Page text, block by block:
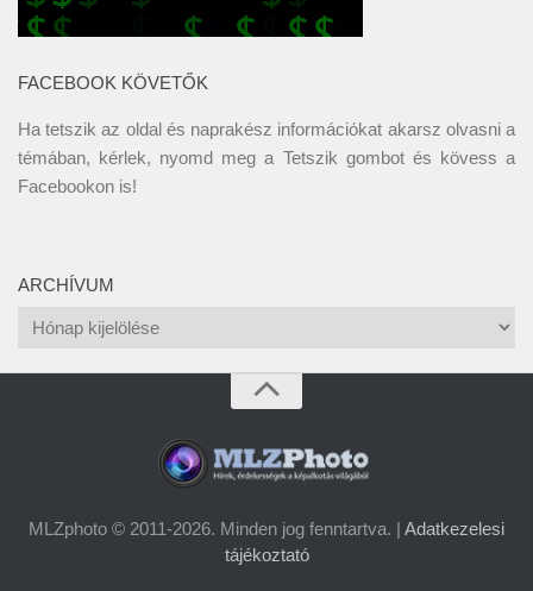
FACEBOOK KÖVETŐK
Ha tetszik az oldal és naprakész információkat akarsz olvasni a
témában, kérlek, nyomd meg a Tetszik gombot és kövess a
Facebookon is!
ARCHÍVUM
Archívum
MLZphoto © 2011-2026. Minden jog fenntartva. | Adatkezelesi
tájékoztató